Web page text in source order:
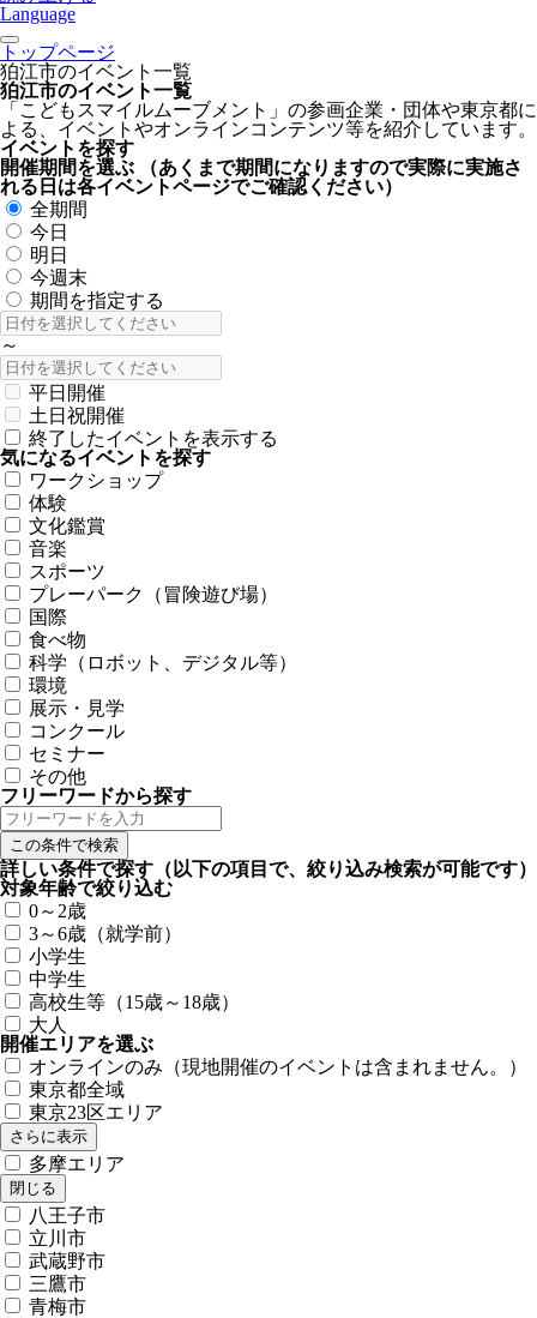
Language
トップページ
狛江市のイベント一覧
狛江市のイベント一覧
「こどもスマイルムーブメント」の参画企業・団体や東京都に
よる、イベントやオンラインコンテンツ等を紹介しています。
イベントを探す
開催期間を選ぶ
（あくまで期間になりますので実際に実施さ
れる日は各イベントページでご確認ください）
全期間
今日
明日
今週末
期間を指定する
～
平日開催
土日祝開催
終了したイベントを表示する
気になるイベントを探す
ワークショップ
体験
文化鑑賞
音楽
スポーツ
プレーパーク（冒険遊び場）
国際
食べ物
科学（ロボット、デジタル等）
環境
展示・見学
コンクール
セミナー
その他
フリーワードから探す
詳しい条件で探す （以下の項目で、絞り込み検索が可能です）
対象年齢で絞り込む
0～2歳
3～6歳（就学前）
小学生
中学生
高校生等（15歳～18歳）
大人
開催エリアを選ぶ
オンラインのみ（現地開催のイベントは含まれません。）
東京都全域
東京23区エリア
さらに表示
多摩エリア
閉じる
八王子市
立川市
武蔵野市
三鷹市
青梅市